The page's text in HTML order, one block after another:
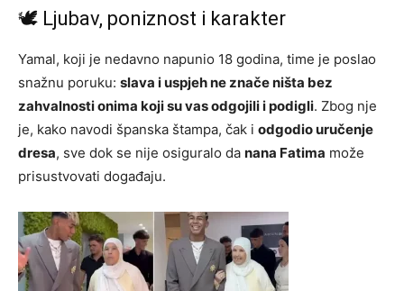
🕊 Ljubav, poniznost i karakter
Yamal, koji je nedavno napunio 18 godina, time je poslao
snažnu poruku: slava i uspjeh ne znače ništa bez
zahvalnosti onima koji su vas odgojili i podigli. Zbog nje
je, kako navodi španska štampa, čak i odgodio uručenje
dresa, sve dok se nije osiguralo da nana Fatima može
prisustvovati događaju.